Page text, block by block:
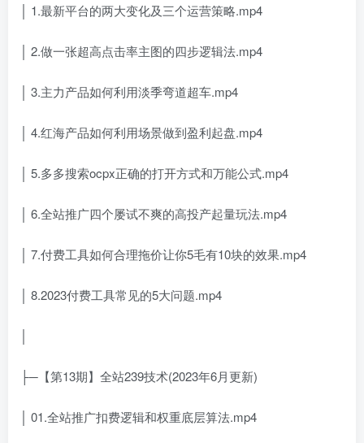
│ 1.最新平台的两大变化及三个运营策略.mp4
│ 2.做一张超高点击率主图的四步逻辑法.mp4
│ 3.主力产品如何利用淡季弯道超车.mp4
│ 4.红海产品如何利用场景做到盈利起盘.mp4
│ 5.多多搜索ocpx正确的打开方式和万能公式.mp4
│ 6.全站推广四个屡试不爽的高投产起量玩法.mp4
│ 7.付费工具如何合理拖价让你5毛有10块的效果.mp4
│ 8.2023付费工具常见的5大问题.mp4
├─【第13期】全站239技术(2023年6月更新)
│ 01.全站推广扣费逻辑和权重底层算法.mp4